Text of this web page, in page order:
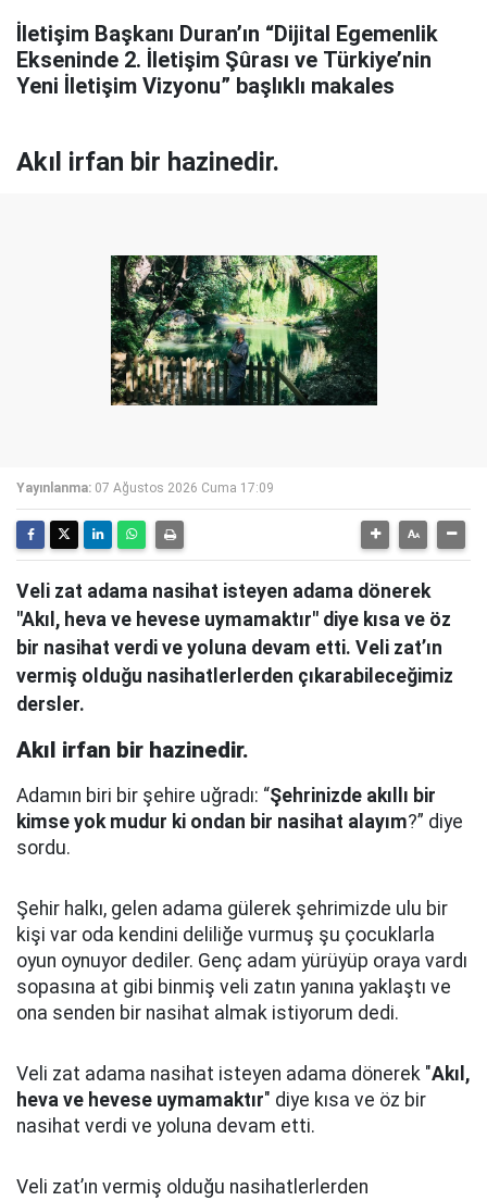
İletişim Başkanı Duran’ın “Dijital Egemenlik
Ekseninde 2. İletişim Şûrası ve Türkiye’nin
Yeni İletişim Vizyonu” başlıklı makales
Akıl irfan bir hazinedir.
Yayınlanma: 07 Ağustos 2026 Cuma 17:09
Veli zat adama nasihat isteyen adama dönerek
"Akıl, heva ve hevese uymamaktır" diye kısa ve öz
bir nasihat verdi ve yoluna devam etti. Veli zat’ın
vermiş olduğu nasihatlerlerden çıkarabileceğimiz
dersler.
Akıl irfan bir hazinedir.
Adamın biri bir şehire uğradı: “Şehrinizde akıllı bir
kimse yok mudur ki ondan bir nasihat alayım?” diye
sordu.
Şehir halkı, gelen adama gülerek şehrimizde ulu bir
kişi var oda kendini deliliğe vurmuş şu çocuklarla
oyun oynuyor dediler. Genç adam yürüyüp oraya vardı
sopasına at gibi binmiş veli zatın yanına yaklaştı ve
ona senden bir nasihat almak istiyorum dedi.
Veli zat adama nasihat isteyen adama dönerek "Akıl,
heva ve hevese uymamaktır" diye kısa ve öz bir
nasihat verdi ve yoluna devam etti.
Veli zat’ın vermiş olduğu nasihatlerlerden